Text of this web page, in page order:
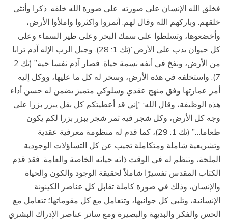
فخلق الله الإنسان على صورته. على صورة الله خلقه. ذكرا وأنثى
خلقهم. وباركهم الله وقال لهم: أثمروا واكثروا واملأوا الأرض،
وأخضعوها، وتسلطوا على سمك البحر وعلى طير السماء وعلى
كل حيوان يدب على الأرض”(تك 1: 28). وجبل الرب الإله آدم ترابا
من الأرض، ونفخ في أنفه نسمة حياة. فصار آدم نفسا حية” (تك 2:
7). واستخلفه في هذه الأرض، وسخر له كل ما عليها، ووكل إليه
أمر عمارتها وفق منهج عقدي وسلوكي متميز يضمن له حسن أداء
هذه الوظيفة، وقال الله: “إني قد أعطيتكم كل بقل يبزر بزرا على
وجه كل الأرض، وكل شجر فيه ثمر شجر يبزر بزرا لكم يكون
طعاما…” (تك 1: 29)، كما قدم له منظومة معرفية عقدية
وتشريعية شاملة ومتكاملة تجيب عن كل التساؤلات الوجودية
الملحة، وتنظم له في الوقت ذاته حياته الخاصة والعامة. فقد قدم
الكتاب المقدس تفسيرًا شاملاً لحقيقة الوجود والكون والحياة
والإنسان، وذلك في صورة كاملة تقابل كل عناصر الكينونة
الإنسانية، وتلبي كل جوانبها، وتتعامل مع كل مقوماتها؛ تتعامل مع
الحس والفكر والبديهة والبصيرة ومع سائر عناصر الإدراك البشري